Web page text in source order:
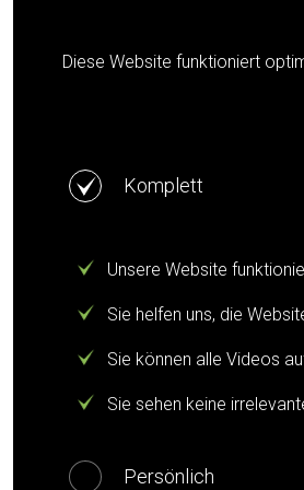
Cookie notification
Diese Website funktioniert
Komplett
Unsere Website
Sie helfen uns, die
Sie können alle Videos
Sie sehen keine
Persönlich